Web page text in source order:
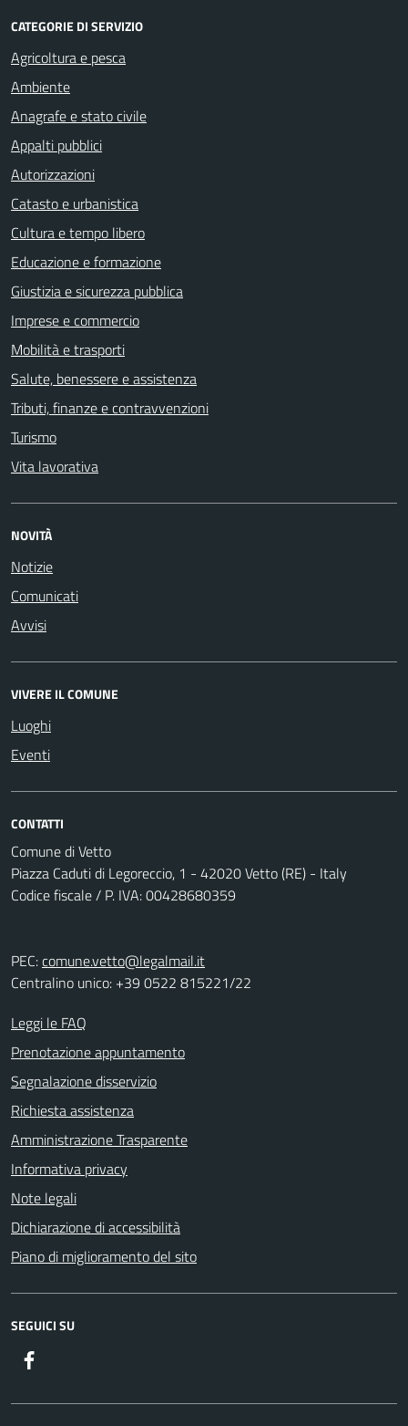
CATEGORIE DI SERVIZIO
Agricoltura e pesca
Ambiente
Anagrafe e stato civile
Appalti pubblici
Autorizzazioni
Catasto e urbanistica
Cultura e tempo libero
Educazione e formazione
Giustizia e sicurezza pubblica
Imprese e commercio
Mobilità e trasporti
Salute, benessere e assistenza
Tributi, finanze e contravvenzioni
Turismo
Vita lavorativa
NOVITÀ
Notizie
Comunicati
Avvisi
VIVERE IL COMUNE
Luoghi
Eventi
CONTATTI
Comune di Vetto
Piazza Caduti di Legoreccio, 1 - 42020 Vetto (RE) - Italy
Codice fiscale / P. IVA: 00428680359
PEC:comune.vetto@legalmail.it
Centralino unico: +39 0522 815221/22
Leggi le FAQ
Prenotazione appuntamento
Segnalazione disservizio
Richiesta assistenza
Amministrazione Trasparente
Informativa privacy
Note legali
Dichiarazione di accessibilità
Piano di miglioramento del sito
SEGUICI SU